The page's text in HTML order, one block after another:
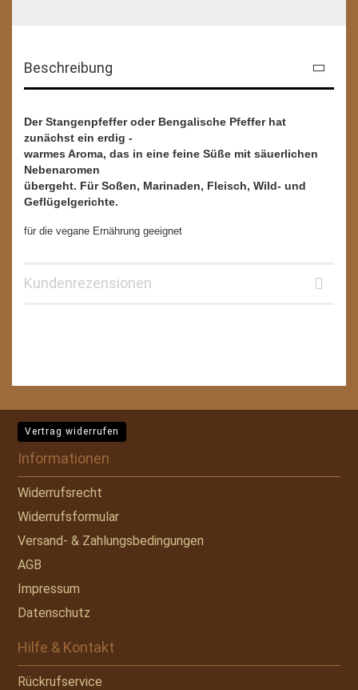
Beschreibung
Der Stangenpfeffer oder Bengalische Pfeffer hat
zunächst ein erdig -
warmes Aroma, das in eine feine Süße mit säuerlichen
Nebenaromen
übergeht. Für Soßen, Marinaden, Fleisch, Wild- und
Geflügelgerichte.
für die vegane Ernährung geeignet
Kundenrezensionen
Vertrag widerrufen
Informationen
Widerrufsrecht
Widerrufsformular
Versand- & Zahlungsbedingungen
AGB
Impressum
Datenschutz
Hilfe & Kontakt
Rückrufservice